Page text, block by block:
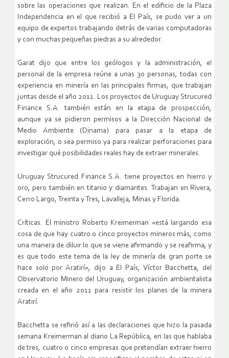
sobre las operaciones que realizan. En el edificio de la Plaza
Independencia en el que recibió a El País, se pudo ver a un
equipo de expertos trabajando detrás de varias computadoras
y con muchas pequeñas piedras a su alrededor.
Garat dijo que entre los geólogos y la administración, el
personal de la empresa reúne a unas 30 personas, todas con
experiencia en minería en las principales firmas, que trabajan
juntas desde el año 2011. Los proyectos de Uruguay Strucured
Finance S.A. también están en la etapa de prospección,
aunque ya se pidieron permisos a la Dirección Nacional de
Medio Ambiente (Dinama) para pasar a la etapa de
exploración, o sea permiso ya para realizar perforaciones para
investigar qué posibilidades reales hay de extraer minerales.
Uruguay Strucured Finance S.A. tiene proyectos en hierro y
oro, pero también en titanio y diamantes. Trabajan en Rivera,
Cerro Largo, Treinta y Tres, Lavalleja, Minas y Florida.
Críticas. El ministro Roberto Kreimerman «está largando esa
cosa de que hay cuatro o cinco proyectos mineros más, como
una manera de diluir lo que se viene afirmando y se reafirma, y
es que todo este tema de la ley de minería de gran porte se
hace solo por Aratirí», dijo a El País, Víctor Bacchetta, del
Observatorio Minero del Uruguay, organización ambientalista
creada en el año 2011 para resistir los planes de la minera
Aratirí.
Bacchetta se refirió así a las declaraciones que hizo la pasada
semana Kreimerman al diario La República, en las que hablaba
de tres, cuatro o cinco empresas que pretendían extraer hierro